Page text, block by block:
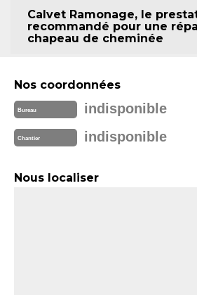
Calvet Ramonage, le
recommandé pour une
chapeau de cheminée
Nos coordonnées
Bureau indisponible
Chantier indisponible
Nous localiser